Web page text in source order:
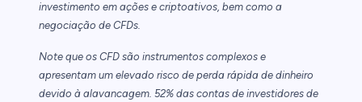
investimento em ações e criptoativos, bem como a
negociação de CFDs.
Note que os CFD são instrumentos complexos e
apresentam um elevado risco de perda rápida de dinheiro
devido à alavancagem. 52% das contas de investidores de